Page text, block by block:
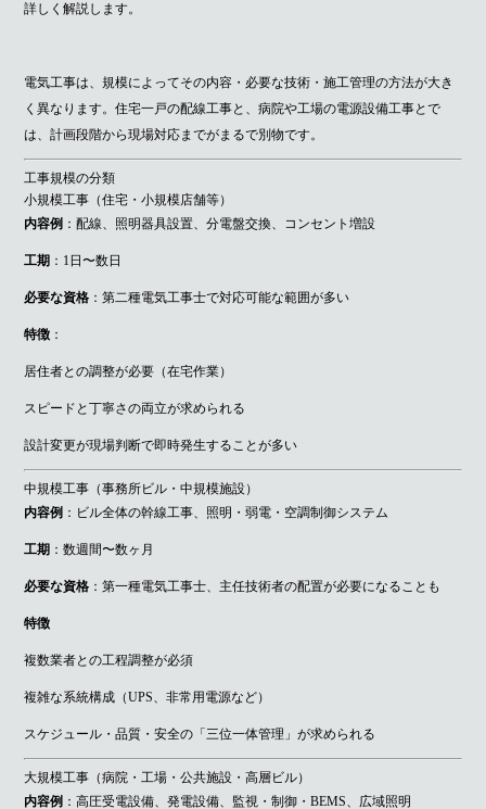
詳しく解説します。
電気工事は、規模によってその内容・必要な技術・施工管理の方法が大き
く異なります。住宅一戸の配線工事と、病院や工場の電源設備工事とで
は、計画段階から現場対応までがまるで別物です。
工事規模の分類
小規模工事（住宅・小規模店舗等）
内容例 ：配線、照明器具設置、分電盤交換、コンセント増設
工期 ：1日〜数日
必要な資格 ：第二種電気工事士で対応可能な範囲が多い
特徴 ：
居住者との調整が必要（在宅作業）
スピードと丁寧さの両立が求められる
設計変更が現場判断で即時発生することが多い
中規模工事（事務所ビル・中規模施設）
内容例 ：ビル全体の幹線工事、照明・弱電・空調制御システム
工期 ：数週間〜数ヶ月
必要な資格 ：第一種電気工事士、主任技術者の配置が必要になることも
特徴
複数業者との工程調整が必須
複雑な系統構成（UPS、非常用電源など）
スケジュール・品質・安全の「三位一体管理」が求められる
大規模工事（病院・工場・公共施設・高層ビル）
内容例 ：高圧受電設備、発電設備、監視・制御・BEMS、広域照明